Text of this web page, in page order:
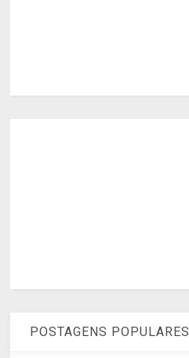
POSTAGENS POPULARES